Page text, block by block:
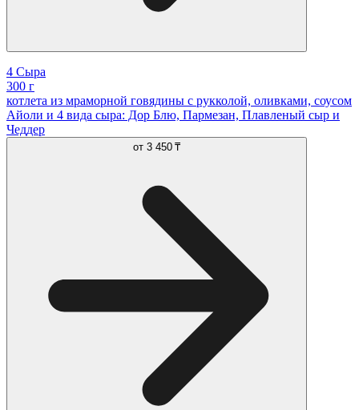
4 Сыра
300 г
котлета из мраморной говядины с рукколой, оливками, соусом
Айоли и 4 вида сыра: Дор Блю, Пармезан, Плавленый сыр и
Чеддер
от 3 450 ₸